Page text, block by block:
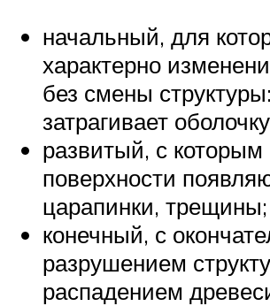
начальный, для
характерно
без смены
затрагивает
развитый, с которым
поверхности
царапинки, трещины;
конечный, с
разрушением
распадением